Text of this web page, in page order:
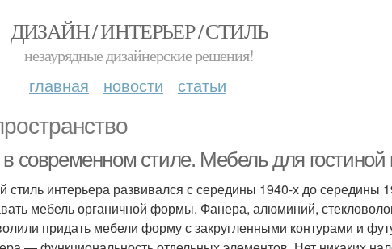
ДИЗАЙН / ИНТЕРЬЕР / СТИЛЬ
незаурядные дизайнерские решения!
главная новости статьи
в современном стиле. Мебель для
интерьера развивался с середины 1940-х до середины
мебель органичной формы. Фанера, алюминий,
придать мебели форму с закругленными контурами и